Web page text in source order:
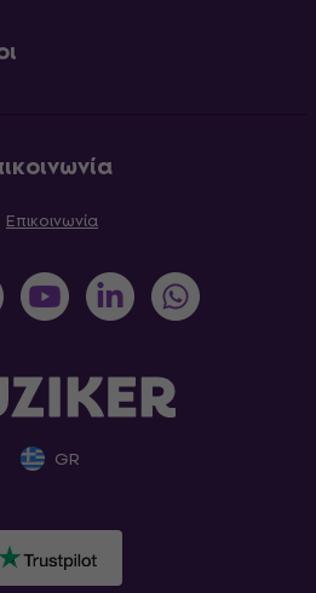
Επικοινωνία
GR